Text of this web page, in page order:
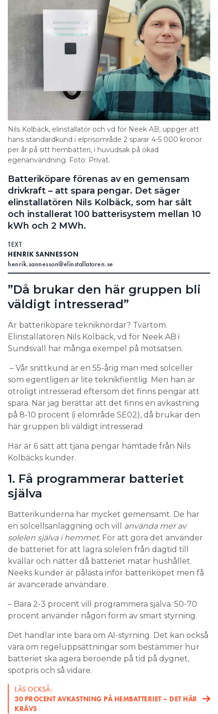
Nils Kolbäck, elinstallatör och vd för Neek AB, uppger att
hans standardkund i elprisområde 2 sparar 4-5 000 kronor
per år på sitt hembatteri, i huvudsak på ökad
egenanvändning. Foto: Privat.
Batteriköpare förenas av en gemensam
drivkraft – att spara pengar. Det säger
elinstallatören Nils Kolbäck, som har sålt
och installerat 100 batterisystem mellan 10
kWh och 2 MWh.
TEXT
HENRIK SANNESSON
henrik.sannesson@elinstallatoren.se
”Då brukar den här gruppen bli
väldigt intresserad”
Är batteriköpare tekniknördar? Tvärtom.
Elinstallatören Nils Kolbäck, vd för Neek AB i
Sundsvall har många exempel på motsatsen.
– Vår snittkund är en 55-årig man med solceller
som egentligen är lite teknikfientlig. Men han är
otroligt intresserad eftersom det finns pengar att
spara. När jag berättar att det finns en avkastning
på 8-10 procent (i elområde SE02), då brukar den
här gruppen bli väldigt intresserad.
Här är 6 sätt att tjäna pengar hämtade från Nils
Kolbäcks kunder.
1. Få programmerar batteriet
själva
Batterikunderna har mycket gemensamt. De har
en solcellsanläggning och vill använda mer av
solelen själva i hemmet. För att göra det använder
de batteriet för att lagra solelen från dagtid till
kvällar och nätter då batteriet matar hushållet.
Neeks kunder är pålästa inför batteriköpet men få
är avancerade användare.
– Bara 2-3 procent vill programmera själva. 50-70
procent använder någon form av smart styrning.
Det handlar inte bara om AI-styrning. Det kan också
vara om regeluppsättningar som bestämmer hur
batteriet ska agera beroende på tid på dygnet,
spotpris och så vidare.
LÄS OCKSÅ:
30 PROCENT AVKASTNING PÅ HEMBATTERIET – DET HÄR
KRÄVS